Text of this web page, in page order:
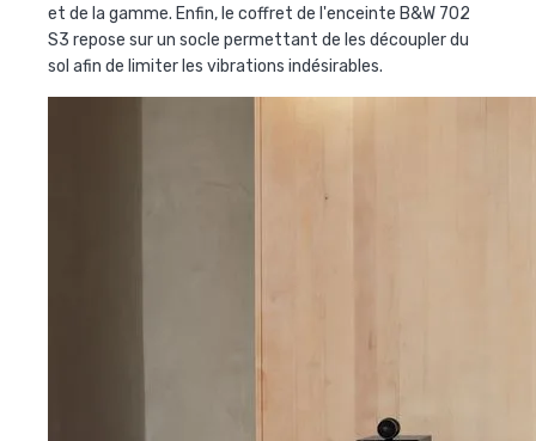
et de la gamme. Enfin, le coffret de l'enceinte B&W 702
S3 repose sur un socle permettant de les découpler du
sol afin de limiter les vibrations indésirables.